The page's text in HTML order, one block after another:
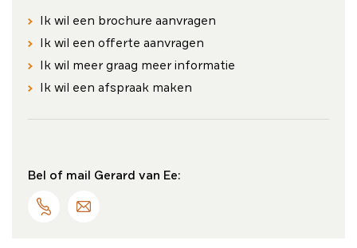
Ik wil een brochure aanvragen
Ik wil een offerte aanvragen
Ik wil meer graag meer informatie
Ik wil een afspraak maken
Bel of mail Gerard van Ee: